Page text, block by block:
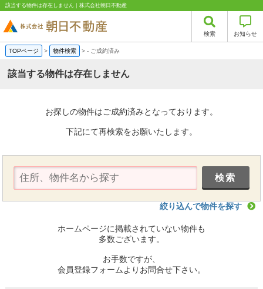
該当する物件は存在しません｜株式会社朝日不動産
検索 お知らせ
TOPページ > 物件検索 >- ご成約済み
該当する物件は存在しません
お探しの物件はご成約済みとなっております。
下記にて再検索をお願いたします。
絞り込んで物件を探す
ホームページに掲載されていない物件も
多数ございます。
お手数ですが、
会員登録フォームよりお問合せ下さい。